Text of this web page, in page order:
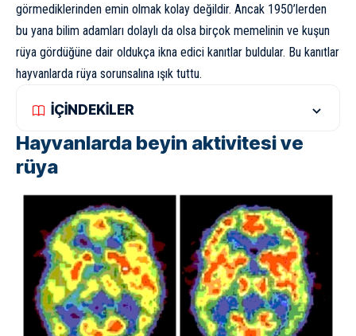
görmediklerinden emin olmak kolay değildir. Ancak 1950’lerden
bu yana bilim adamları dolaylı da olsa birçok memelinin ve kuşun
rüya gördüğüne dair oldukça ikna edici kanıtlar buldular. Bu kanıtlar
hayvanlarda rüya sorunsalına ışık tuttu.
İÇİNDEKİLER
Hayvanlarda beyin aktivitesi ve
rüya